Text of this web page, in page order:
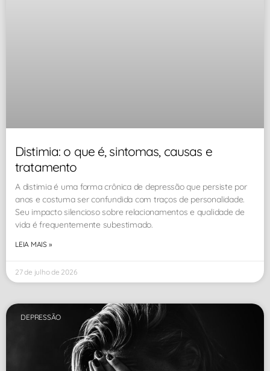
Distimia: o que é, sintomas, causas e
tratamento
A distimia é uma forma crônica de depressão que persiste por
anos e costuma ser confundida com traços de personalidade.
Seu impacto silencioso sobre relacionamentos e qualidade de
vida é frequentemente subestimado.
LEIA MAIS »
27 de julho de 2026
DEPRESSÃO